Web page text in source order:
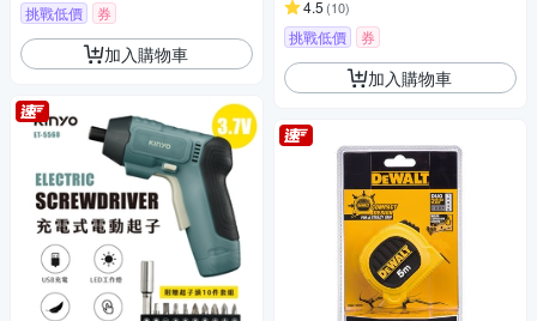
挑戰低價 券
加入購物車
4.5 (10)
挑戰低價 券
加入購物車